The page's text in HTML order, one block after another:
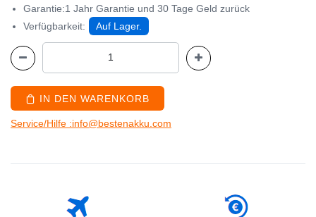
Garantie:1 Jahr Garantie und 30 Tage Geld zurück
Verfügbarkeit:
Auf Lager.
IN DEN WARENKORB
Service/Hilfe :info@bestenakku.com